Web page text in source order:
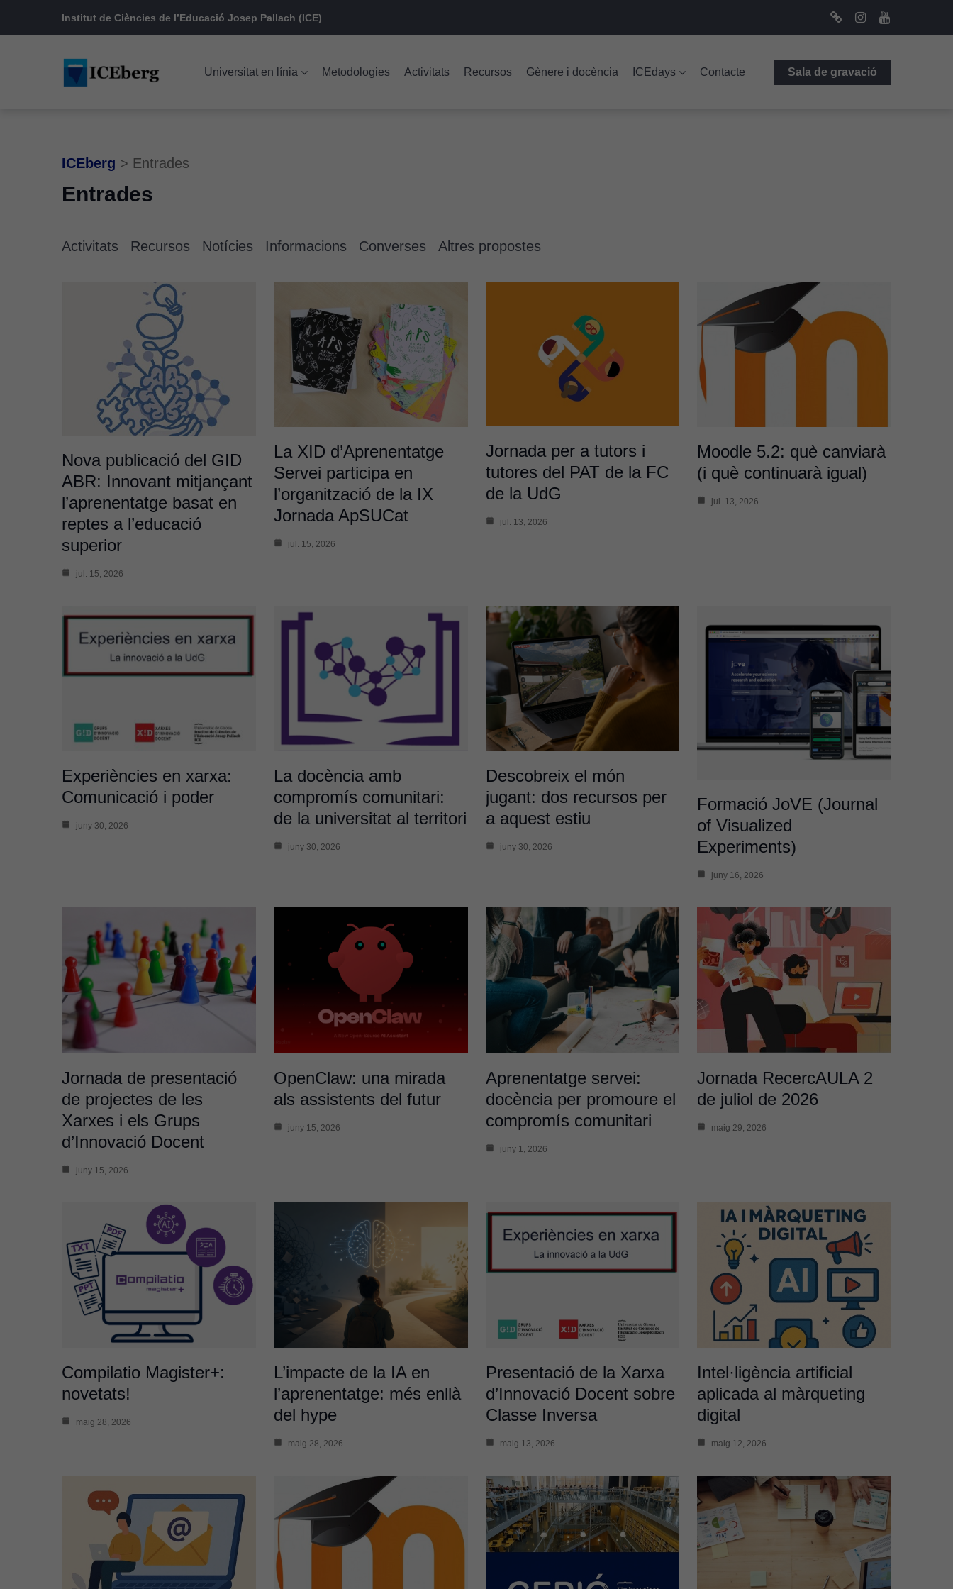
to
navigation
to
to
Institut de Ciències de l’Educació Josep Pallach (ICE)
Universitat en línia Metodologies Activitats Recursos Gènere i docència ICEdays Contacte Sala de gravació
ICEberg > Entrades
Entrades
Activitats Recursos Notícies Informacions Converses Altres propostes
Nova publicació del GID
ABR: Innovant mitjançant
l’aprenentatge basat en
reptes a l’educació
superior
jul. 15, 2026
La XID d’Aprenentatge
Servei participa en
l’organització de la IX
Jornada ApSUCat
jul. 15, 2026
Jornada per a tutors i
tutores del PAT de la FC
de la UdG
jul. 13, 2026
Moodle 5.2: què canviarà
(i què continuarà igual)
jul. 13, 2026
Experiències en xarxa:
Comunicació i poder
juny 30, 2026
La docència amb
compromís comunitari:
de la universitat al territori
juny 30, 2026
Descobreix el món
jugant: dos recursos per
a aquest estiu
juny 30, 2026
Formació JoVE (Journal
of Visualized
Experiments)
juny 16, 2026
Jornada de presentació
de projectes de les
Xarxes i els Grups
d’Innovació Docent
juny 15, 2026
OpenClaw: una mirada
als assistents del futur
juny 15, 2026
Aprenentatge servei:
docència per promoure el
compromís comunitari
juny 1, 2026
Jornada RecercAULA 2
de juliol de 2026
maig 29, 2026
Compilatio Magister+:
novetats!
maig 28, 2026
L’impacte de la IA en
l’aprenentatge: més enllà
del hype
maig 28, 2026
Presentació de la Xarxa
d’Innovació Docent sobre
Classe Inversa
maig 13, 2026
Intel·ligència artificial
aplicada al màrqueting
digital
maig 12, 2026
tècniques
cookies no
són
opcionals.
Són
necessàries
lloc web